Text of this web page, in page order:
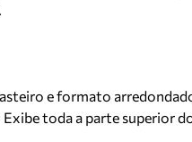
e formato
toda a parte superior